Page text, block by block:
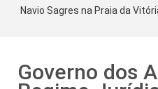
Navio Sagres na Praia da
Governo dos